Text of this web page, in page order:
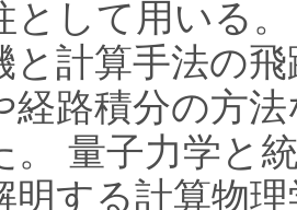
として用いる
と計算手法の
経路積分の方
。 量子力学と
明する計算物